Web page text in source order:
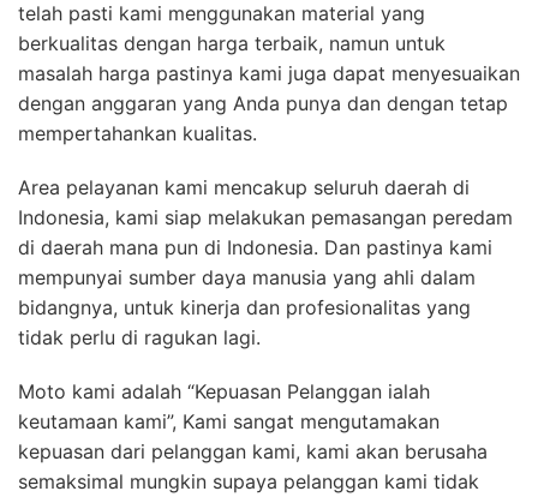
telah pasti kami menggunakan material yang
berkualitas dengan harga terbaik, namun untuk
masalah harga pastinya kami juga dapat menyesuaikan
dengan anggaran yang Anda punya dan dengan tetap
mempertahankan kualitas.
Area pelayanan kami mencakup seluruh daerah di
Indonesia, kami siap melakukan pemasangan peredam
di daerah mana pun di Indonesia. Dan pastinya kami
mempunyai sumber daya manusia yang ahli dalam
bidangnya, untuk kinerja dan profesionalitas yang
tidak perlu di ragukan lagi.
Moto kami adalah “Kepuasan Pelanggan ialah
keutamaan kami”, Kami sangat mengutamakan
kepuasan dari pelanggan kami, kami akan berusaha
semaksimal mungkin supaya pelanggan kami tidak